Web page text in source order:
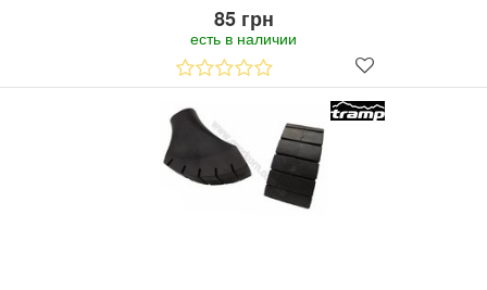
85 грн
есть в наличии